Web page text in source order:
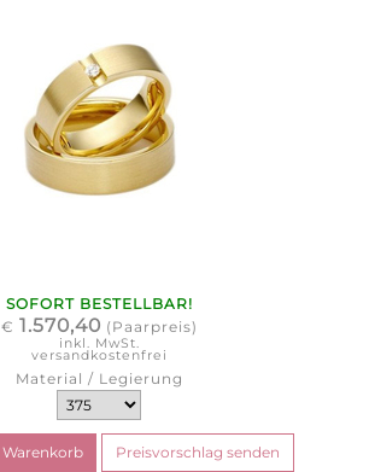
SOFORT BESTELLBAR!
€ 1.570,40 (Paarpreis)
inkl. MwSt.
versandkostenfrei
Material / Legierung